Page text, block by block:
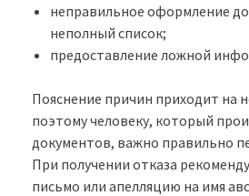
неправильное оформление
неполный список;
предоставление ложной
Пояснение причин приходит на
поэтому человеку, который
документов, важно правильно
При получении отказа
письмо или апелляцию на имя